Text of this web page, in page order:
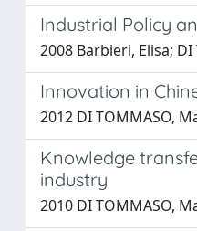
Industrial Policy
2008 Barbieri, Elisa;
Innovation in
2012 DI TOMMASO,
Knowledge
industry
2010 DI TOMMASO,